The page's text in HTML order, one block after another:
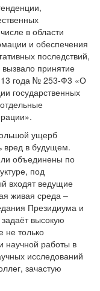
в области
и обеспечения
последствий,
принятие
года № 253-Ф3 «О
государственных
ущерб
вред в будущем.
объединены по
под
входят ведущие
живая среда –
Президиума и
высокую
не только
научной работы в
исследований
зачастую